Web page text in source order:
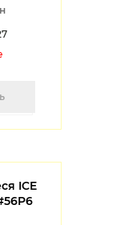
ICE